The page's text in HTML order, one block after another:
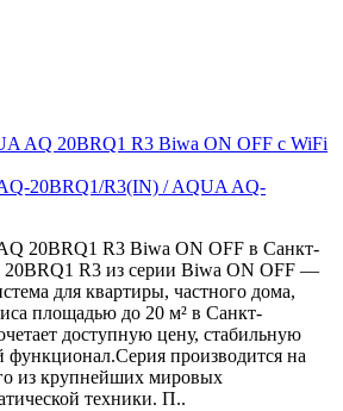
20BRQ1/R3(IN) / AQUA AQ-
20BRQ1 R3 Biwa ON OFF в Санкт-
20BRQ1 R3 из серии Biwa ON OFF —
для квартиры, частного дома,
площадью до 20 м² в Санкт-
доступную цену, стабильную
функционал.Серия производится на
из крупнейших мировых
техники. П..